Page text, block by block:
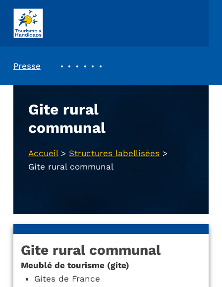
ASSOCIATION TOURISME ET HANDICAPS
Presse
Gite rural
communal
Accueil> Structures labellisées >
Gite rural communal
Gite rural communal
Meublé de tourisme (gite)
Gites de France